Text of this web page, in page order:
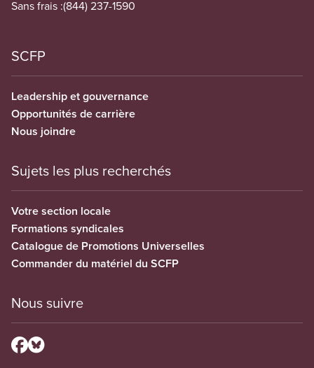
Sans frais :(844) 237-1590
SCFP
Leadership et gouvernance
Opportunités de carrière
Nous joindre
Sujets les plus recherchés
Votre section locale
Formations syndicales
Catalogue de Promotions Universelles
Commander du matériel du SCFP
Nous suivre